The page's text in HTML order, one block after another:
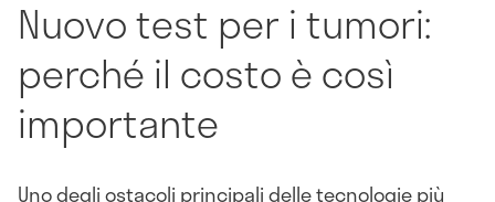
Nuovo test per i tumori:
perché il costo è così
importante
Uno degli ostacoli principali delle tecnologie più